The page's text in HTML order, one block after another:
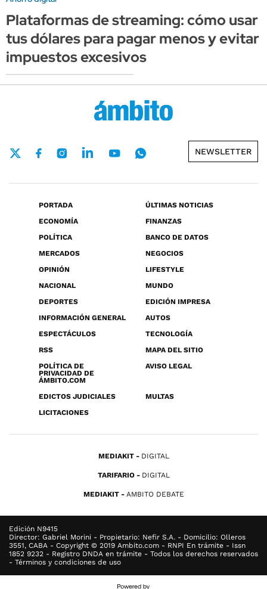
Plataformas de streaming: cómo usar
tus dólares para pagar menos y evitar
impuestos excesivos
NEWSLETTER
PORTADA
ÚLTIMAS NOTICIAS
ECONOMÍA
FINANZAS
POLÍTICA
BANCO DE DATOS
MERCADOS
NEGOCIOS
OPINIÓN
LIFESTYLE
NACIONAL
MUNDO
DEPORTES
EDICIÓN IMPRESA
INFORMACIÓN GENERAL
AUTOS
ESPECTÁCULOS
TECNOLOGÍA
RSS
MAPA DEL SITIO
POLÍTICA DE
PRIVACIDAD DE
ÁMBITO.COM
AVISO LEGAL
EDICTOS JUDICIALES
MULTAS
LICITACIONES
MEDIAKIT DIGITAL
TARIFARIO DIGITAL
MEDIAKIT AMBITO DEBATE
Edición N9415
Director: Gabriel Morini - Propietario: Nefir S.A. - Domicilio: Olleros
3551, CABA - Copyright © 2019 Ambito.com - RNPI En trámite - Issn
1852 9232 - Registro DNDA en trámite - Todos los derechos reservados
- Términos y condiciones de uso